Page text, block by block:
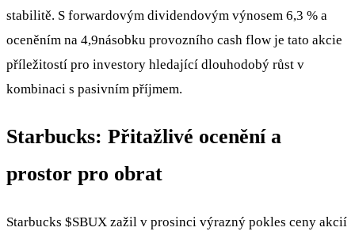
stabilitě. S forwardovým dividendovým výnosem 6,3 % a
oceněním na 4,9násobku provozního cash flow je tato akcie
příležitostí pro investory hledající dlouhodobý růst v
kombinaci s pasivním příjmem.
Starbucks: Přitažlivé ocenění a
prostor pro obrat
Starbucks $SBUX zažil v prosinci výrazný pokles ceny akcií